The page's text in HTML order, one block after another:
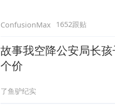
ConfusionMax 1652跟贴
故事我空降公安局长
个价
了鱼驴纪实